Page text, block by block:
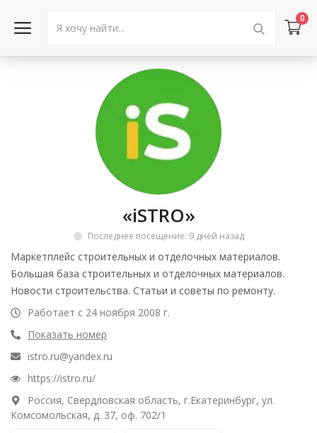
0
Каталог товаров
Объявления
Город: Колумбус
«iSTRO»
Последнее посещение: 9 дней назад
Маркетплейс строительных и отделочных материалов.
Большая база строительных и отделочных материалов.
Новости строительства. Статьи и советы по ремонту.
Работает с 24 ноября 2008 г.
Показать номер
istro.ru@yandex.ru
https://istro.ru/
Россия, Свердловская область, г.Екатеринбург, ул.
Комсомольская, д. 37, оф. 702/1